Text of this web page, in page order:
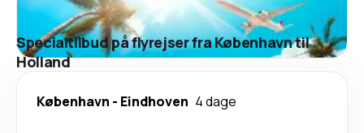
Specialtilbud på flyrejser fra København til
Holland
København - Eindhoven 4 dage